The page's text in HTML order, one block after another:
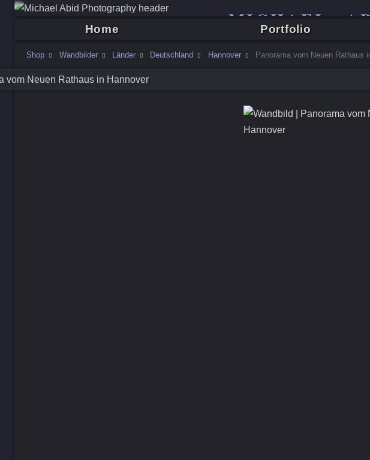
MICHAEL
Home Portfolio
Shop Wandbilder Länder Deutschland Hannover Panorama vom Neuen Rathaus